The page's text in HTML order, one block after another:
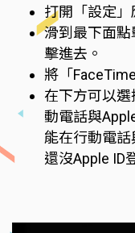
打開「設定」
滑到最下面點
擊進去。
將「
在下方可以
動電話與
能在行動電
還沒Apple ID